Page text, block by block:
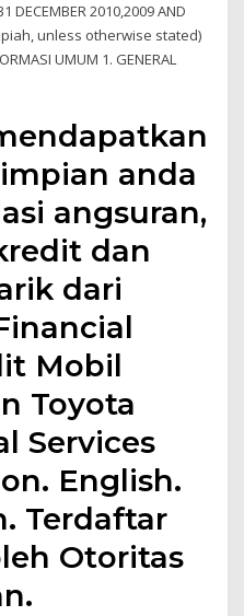
DECEMBER 2010,2009 AND
unless otherwise stated)
UMUM 1. GENERAL
anda
angsuran,
dan
dari
Mobil
Toyota
Services
English.
Terdaftar
Otoritas